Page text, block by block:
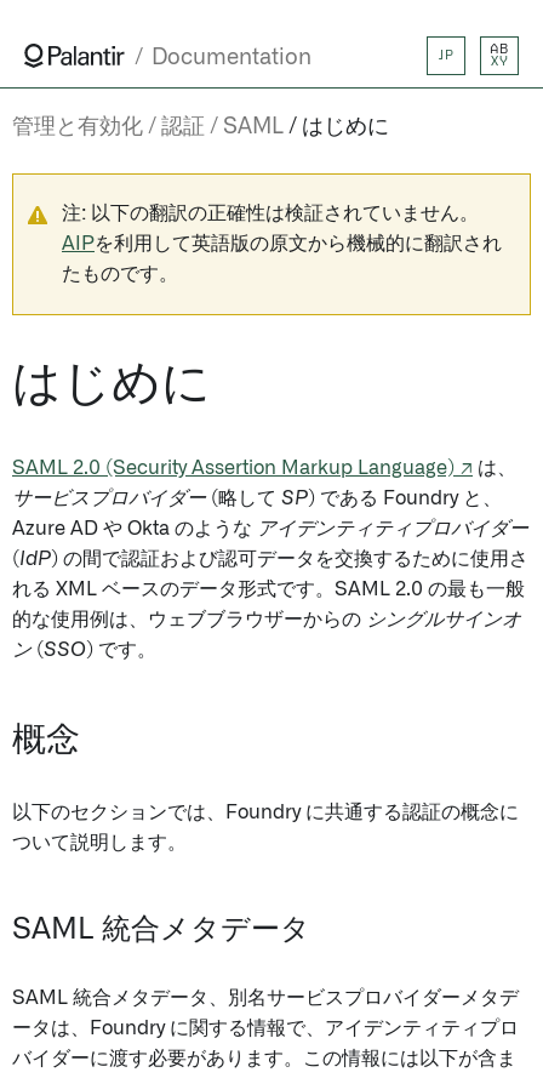
Documentation JP
AB
XY
管理と有効化 認証 SAML はじめに
注: 以下の翻訳の正確性は検証されていません。
AIPを利用して英語版の原文から機械的に翻訳され
たものです。
はじめに
SAML 2.0 (Security Assertion Markup Language) ↗ は、
サービスプロバイダー(略して SP) である Foundry と、
Azure AD や Okta のような アイデンティティプロバイダー
(IdP) の間で認証および認可データを交換するために使用さ
れる XML ベースのデータ形式です。SAML 2.0 の最も一般
的な使用例は、ウェブブラウザーからの シングルサインオ
ン(SSO) です。
概念
以下のセクションでは、Foundry に共通する認証の概念に
ついて説明します。
SAML 統合メタデータ
SAML 統合メタデータ、別名サービスプロバイダーメタデ
ータは、Foundry に関する情報で、アイデンティティプロ
バイダーに渡す必要があります。この情報には以下が含ま